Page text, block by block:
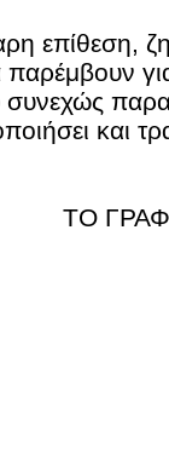
επίθεση,
παρέμβουν
συνεχώς
και